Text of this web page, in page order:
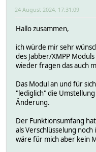
24 August 2024, 17:31:09
Hallo zusammen,
ich würde mir sehr
des Jabber/XMPP
wieder fragen das auch
Das Modul an und für
"lediglich" die
Änderung.
Der Funktionsumfang
als Verschlüsselung
wäre für mich aber kein